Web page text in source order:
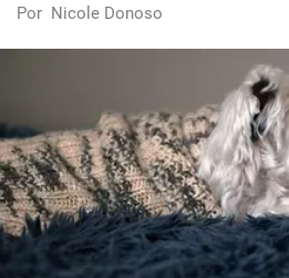
Por Nicole Donoso